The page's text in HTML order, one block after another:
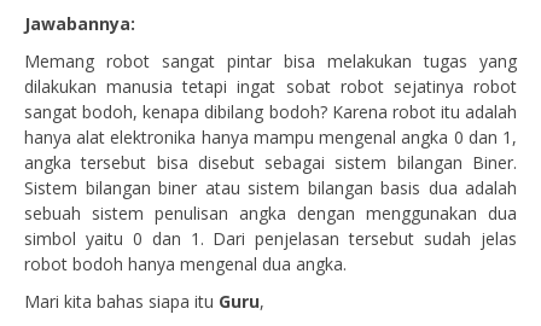
Jawabannya:
Memang robot sangat pintar bisa melakukan tugas yang
dilakukan manusia tetapi ingat sobat robot sejatinya robot
sangat bodoh, kenapa dibilang bodoh? Karena robot itu adalah
hanya alat elektronika hanya mampu mengenal angka 0 dan 1,
angka tersebut bisa disebut sebagai sistem bilangan Biner.
Sistem bilangan biner atau sistem bilangan basis dua adalah
sebuah sistem penulisan angka dengan menggunakan dua
simbol yaitu 0 dan 1. Dari penjelasan tersebut sudah jelas
robot bodoh hanya mengenal dua angka.
Mari kita bahas siapa itu Guru,